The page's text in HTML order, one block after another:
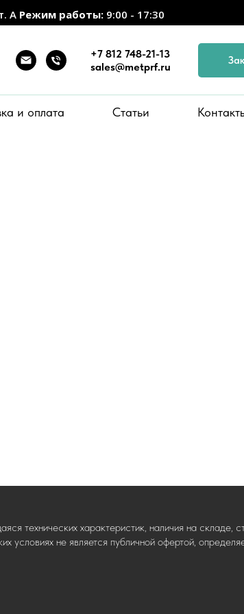
А Режим работы: 9:00 - 17:30
+7 812 748-21-13
sales@metprf.ru
и оплата Статьи
технических характеристик, наличия на складе,
условиях не является публичной офертой,